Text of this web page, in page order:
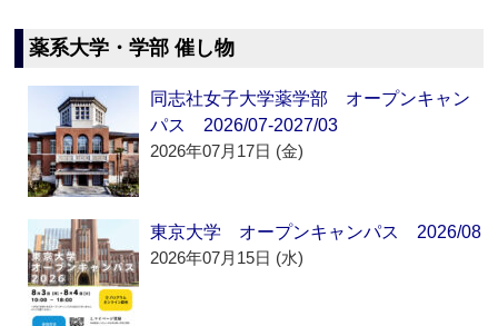
薬系大学・学部 催し物
同志社女子大学薬学部 オープンキャン
パス 2026/07-2027/03
2026年07月17日 (金)
東京大学 オープンキャンパス 2026/08
2026年07月15日 (水)